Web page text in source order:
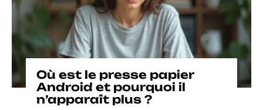
Où est le presse papier
Android et pourquoi il
n’apparaît plus ?